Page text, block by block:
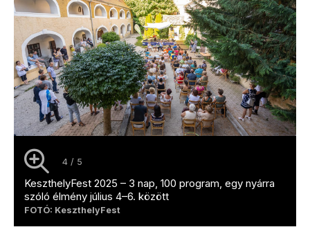
4 / 5
KeszthelyFest 2025 – 3 nap, 100 program, egy nyárra
szóló élmény július 4–6. között
FOTÓ: KeszthelyFest